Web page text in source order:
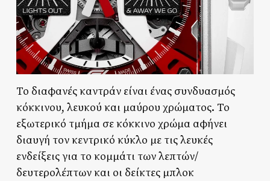
Το διαφανές καντράν είναι ένας συνδυασμός
κόκκινου, λευκού και μαύρου χρώματος. Το
εξωτερικό τμήμα σε κόκκινο χρώμα αφήνει
διαυγή τον κεντρικό κύκλο με τις λευκές
ενδείξεις για το κομμάτι των λεπτών/
δευτερολέπτων και οι δείκτες μπλοκ